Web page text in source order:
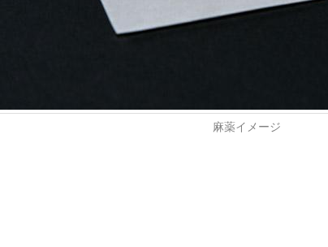
麻薬イメージ